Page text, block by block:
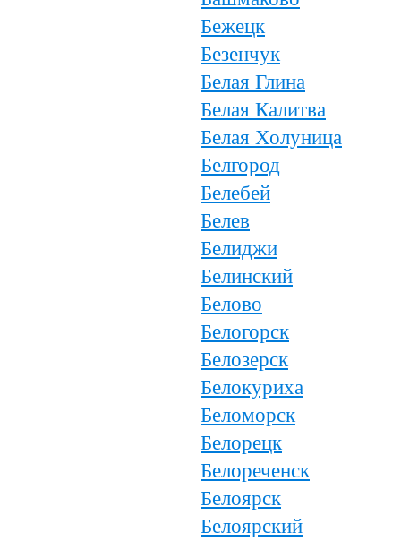
Бежецк
Безенчук
Белая Глина
Белая Калитва
Белая Холуница
Белгород
Белебей
Белев
Белиджи
Белинский
Белово
Белогорск
Белозерск
Белокуриха
Беломорск
Белорецк
Белореченск
Белоярск
Белоярский